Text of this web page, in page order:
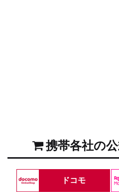
携帯各社の
ドコモ